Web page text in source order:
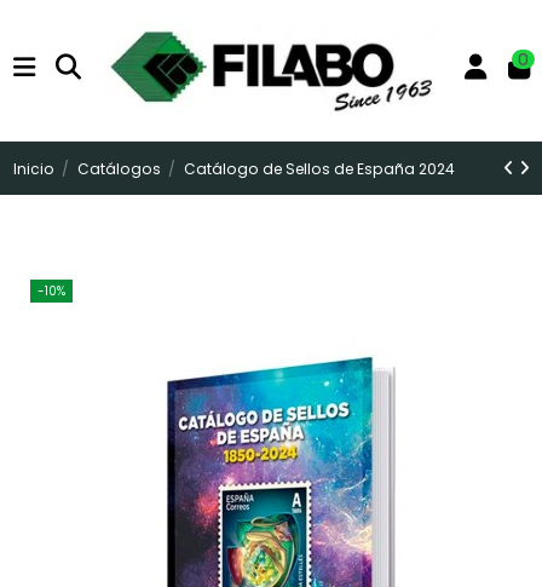
0
Inicio Catálogos Catálogo de Sellos de España 2024
-10%